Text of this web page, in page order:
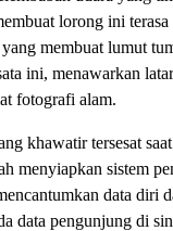
lorong ini
membuat lumut
ini, menawarkan
fotografi alam.
khawatir tersesat
menyiapkan sistem
data diri
data pengunjung di